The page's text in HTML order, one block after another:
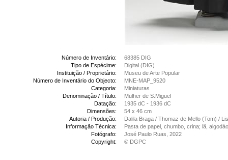
Número de Inventário:
68385 DIG
Tipo de Espécime:
Digital (DIG)
Instituição / Proprietário:
Museu de Arte Popular
Número de Inventário do Objecto:
MNE-MAP_9520
Categoria:
Miniaturas
Denominação / Título:
Mulher de S.Miguel
Datação:
1935 dC - 1936 dC
Dimensões:
54 x 46 cm
Autoria / Produção:
Dalila Braga / Thomaz de Mello (Tom) /
Informação Técnica:
Pasta de papel, chumbo, crina; lã,
Fotógrafo:
José Paulo Ruas, 2022
Copyright:
© DGPC